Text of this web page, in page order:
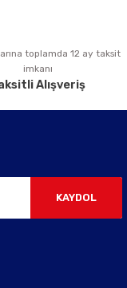
toplamda 12 ay taksit
imkanı
Alışveriş
KAYDOL